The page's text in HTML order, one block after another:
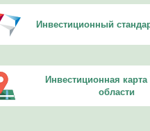
Инвестиционный
Инвестиционная
области